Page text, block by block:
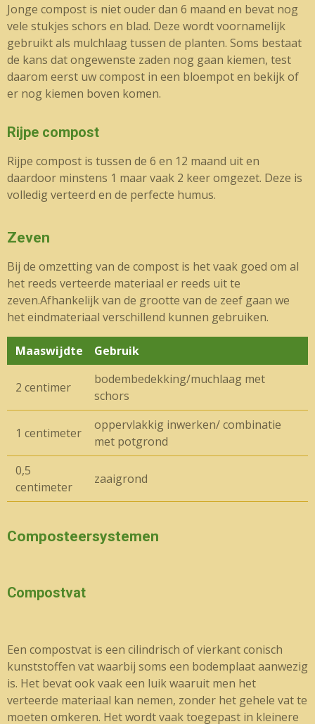
Jonge compost is niet ouder dan 6 maand en bevat nog
vele stukjes schors en blad. Deze wordt voornamelijk
gebruikt als mulchlaag tussen de planten. Soms bestaat
de kans dat ongewenste zaden nog gaan kiemen, test
daarom eerst uw compost in een bloempot en bekijk of
er nog kiemen boven komen.
Rijpe compost
Rijpe compost is tussen de 6 en 12 maand uit en
daardoor minstens 1 maar vaak 2 keer omgezet. Deze is
volledig verteerd en de perfecte humus.
Zeven
Bij de omzetting van de compost is het vaak goed om al
het reeds verteerde materiaal er reeds uit te
zeven.Afhankelijk van de grootte van de zeef gaan we
het eindmateriaal verschillend kunnen gebruiken.
Maaswijdte Gebruik
2 centimer
bodembedekking/muchlaag met
schors
1 centimeter
oppervlakkig inwerken/ combinatie
met potgrond
0,5
centimeter
zaaigrond
Composteersystemen
Compostvat
Een compostvat is een cilindrisch of vierkant conisch
kunststoffen vat waarbij soms een bodemplaat aanwezig
is. Het bevat ook vaak een luik waaruit men het
verteerde materiaal kan nemen, zonder het gehele vat te
moeten omkeren. Het wordt vaak toegepast in kleinere